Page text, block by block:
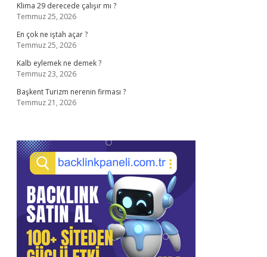
Klima 29 derecede çalışır mı ?
Temmuz 25, 2026
En çok ne iştah açar ?
Temmuz 25, 2026
Kalb eylemek ne demek ?
Temmuz 23, 2026
Başkent Turizm nerenin firması ?
Temmuz 21, 2026